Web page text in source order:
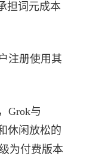
担词元成本
注册使用其
Grok与
休闲放松的
为付费版本